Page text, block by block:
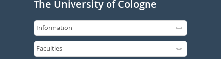
The University of Cologne